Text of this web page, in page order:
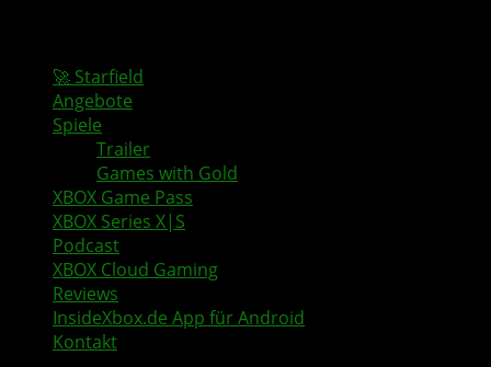
🚀 Starfield
Angebote
Spiele
Trailer
Games with Gold
XBOX Game Pass
XBOX Series X|S
Podcast
XBOX Cloud Gaming
Reviews
InsideXbox.de App für Android
Kontakt